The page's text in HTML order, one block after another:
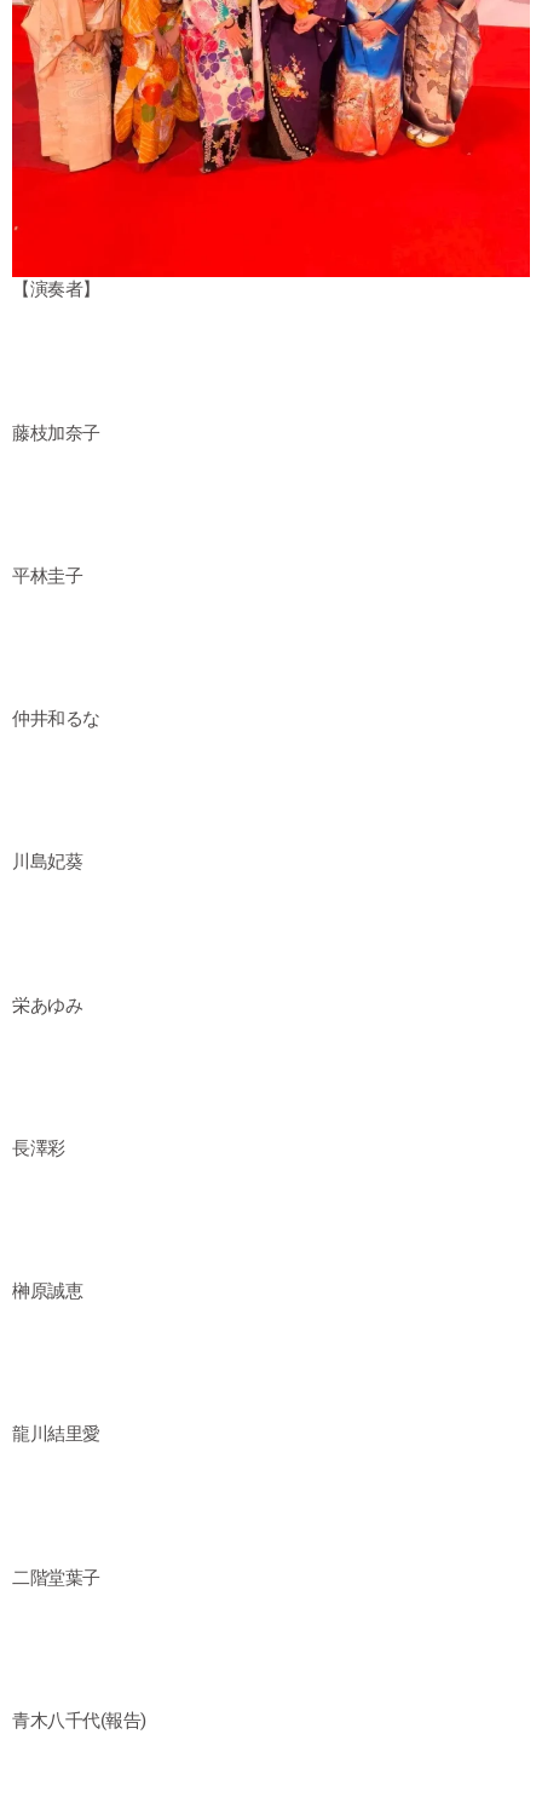
【演奏者】
藤枝加奈子
平林圭子
仲井和るな
川島妃葵
栄あゆみ
長澤彩
榊原誠恵
龍川結里愛
二階堂葉子
青木八千代(報告)